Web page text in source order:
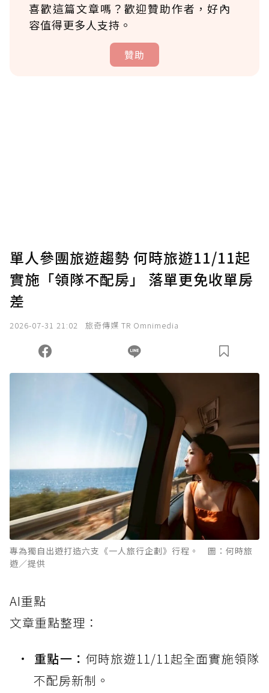
喜歡這篇文章嗎？歡迎贊助作者，好內
容值得更多人支持。
贊助
確認送出
您當前剩餘 U 利點數：0點；前往 購買點數
單人參團旅遊趨勢 何時旅遊11/11起
實施「領隊不配房」 落單更免收單房
差
2026-07-31 21:02 旅奇傳媒 TR Omnimedia
專為獨自出遊打造六支《一人旅行企劃》行程。 圖：何時旅
遊／提供
AI重點
文章重點整理：
重點一： 何時旅遊11/11起全面實施領隊
不配房新制。